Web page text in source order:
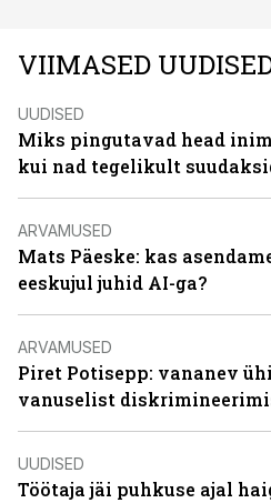
VIIMASED
UUDISED
Miks pingutavad head
kui nad tegelikult
ARVAMUSED
Mats Päeske: kas
eeskujul juhid AI-ga?
ARVAMUSED
Piret Potisepp: vananev
vanuselist
UUDISED
Töötaja jäi puhkuse ajal